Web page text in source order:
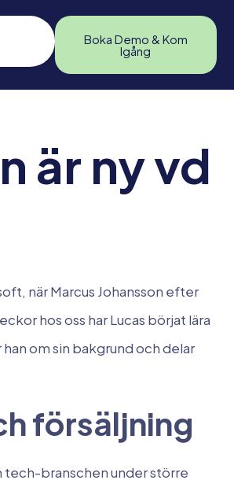
Boka Demo & Kom
Igång
är ny vd
när Marcus Johansson efter
hos oss har Lucas börjat lära
om sin bakgrund och delar
försäljning
tech-branschen under större